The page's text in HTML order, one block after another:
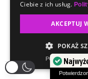
seo content total
preaudyt sklepu www
Ciebie z ich usług.
AKCEPTUJ
POKAŻ
POWERED BY